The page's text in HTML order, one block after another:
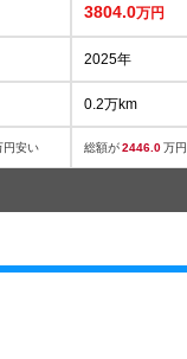
円安い
3804.0万円
2025年
0.2万km
総額が2446.0万